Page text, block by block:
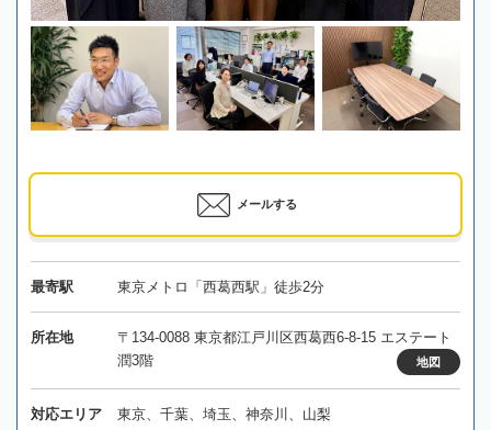
メールする
最寄駅 東京メトロ「西葛西駅」徒歩2分
所在地
〒134-0088 東京都江戸川区西葛西6-8-15 エステート
潤3階
地図
対応エリア 東京、千葉、埼玉、神奈川、山梨